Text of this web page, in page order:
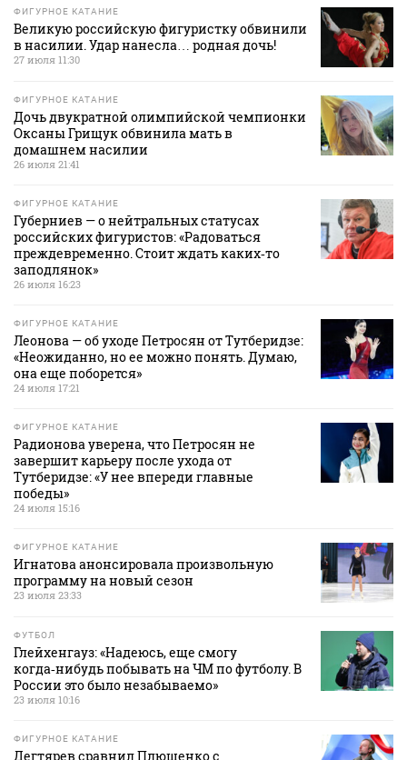
ФИГУРНОЕ КАТАНИЕ
Великую российскую фигуристку обвинили
в насилии. Удар нанесла… родная дочь!
27 июля 11:30
ФИГУРНОЕ КАТАНИЕ
Дочь двукратной олимпийской чемпионки
Оксаны Грищук обвинила мать в
домашнем насилии
26 июля 21:41
ФИГУРНОЕ КАТАНИЕ
Губерниев — о нейтральных статусах
российских фигуристов: «Радоваться
преждевременно. Стоит ждать каких‑то
заподлянок»
26 июля 16:23
ФИГУРНОЕ КАТАНИЕ
Леонова — об уходе Петросян от Тутберидзе:
«Неожиданно, но ее можно понять. Думаю,
она еще поборется»
24 июля 17:21
ФИГУРНОЕ КАТАНИЕ
Радионова уверена, что Петросян не
завершит карьеру после ухода от
Тутберидзе: «У нее впереди главные
победы»
24 июля 15:16
ФИГУРНОЕ КАТАНИЕ
Игнатова анонсировала произвольную
программу на новый сезон
23 июля 23:33
ФУТБОЛ
Глейхенгауз: «Надеюсь, еще смогу
когда‑нибудь побывать на ЧМ по футболу. В
России это было незабываемо»
23 июля 10:16
ФИГУРНОЕ КАТАНИЕ
Дегтярев сравнил Плющенко с